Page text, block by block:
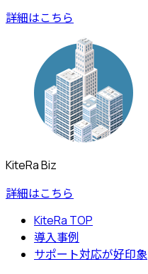
詳細はこちら
KiteRa Biz
詳細はこちら
KiteRa TOP
導入事例
サポート対応が好印象